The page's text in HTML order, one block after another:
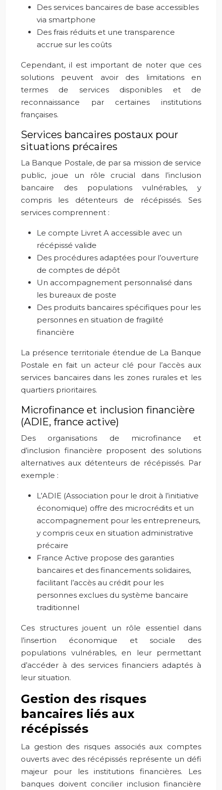
Des services bancaires de base accessibles
via smartphone
Des frais réduits et une transparence
accrue sur les coûts
Cependant, il est important de noter que ces
solutions peuvent avoir des limitations en
termes de services disponibles et de
reconnaissance par certaines institutions
françaises.
Services bancaires postaux pour
situations précaires
La Banque Postale, de par sa mission de service
public, joue un rôle crucial dans l’inclusion
bancaire des populations vulnérables, y
compris les détenteurs de récépissés. Ses
services comprennent :
Le compte Livret A accessible avec un
récépissé valide
Des procédures adaptées pour l’ouverture
de comptes de dépôt
Un accompagnement personnalisé dans
les bureaux de poste
Des produits bancaires spécifiques pour les
personnes en situation de fragilité
financière
La présence territoriale étendue de La Banque
Postale en fait un acteur clé pour l’accès aux
services bancaires dans les zones rurales et les
quartiers prioritaires.
Microfinance et inclusion financière
(ADIE, france active)
Des organisations de microfinance et
d’inclusion financière proposent des solutions
alternatives aux détenteurs de récépissés. Par
exemple :
L’ADIE (Association pour le droit à l’initiative
économique) offre des microcrédits et un
accompagnement pour les entrepreneurs,
y compris ceux en situation administrative
précaire
France Active propose des garanties
bancaires et des financements solidaires,
facilitant l’accès au crédit pour les
personnes exclues du système bancaire
traditionnel
Ces structures jouent un rôle essentiel dans
l’insertion économique et sociale des
populations vulnérables, en leur permettant
d’accéder à des services financiers adaptés à
leur situation.
Gestion des risques
bancaires liés aux
récépissés
La gestion des risques associés aux comptes
ouverts avec des récépissés représente un défi
majeur pour les institutions financières. Les
banques doivent concilier inclusion financière